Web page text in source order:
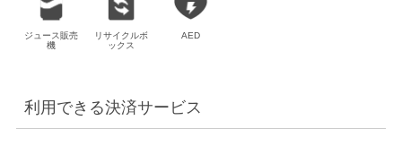
ジュース販売
機
リサイクルボ
ックス
AED
利用できる決済サービス